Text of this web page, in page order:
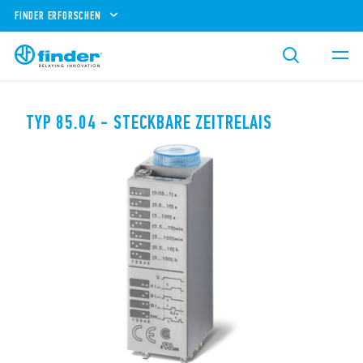
FINDER ERFORSCHEN
TYP 85.04 - STECKBARE ZEITRELAIS